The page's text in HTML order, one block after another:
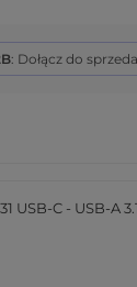
: Dołącz do
USB-C - USB-A